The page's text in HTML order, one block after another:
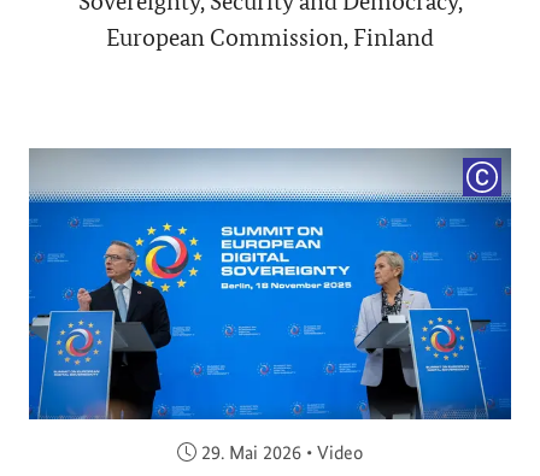
European Commission, Finland
Veröffentlicht am:
29. Mai 2026 • Video